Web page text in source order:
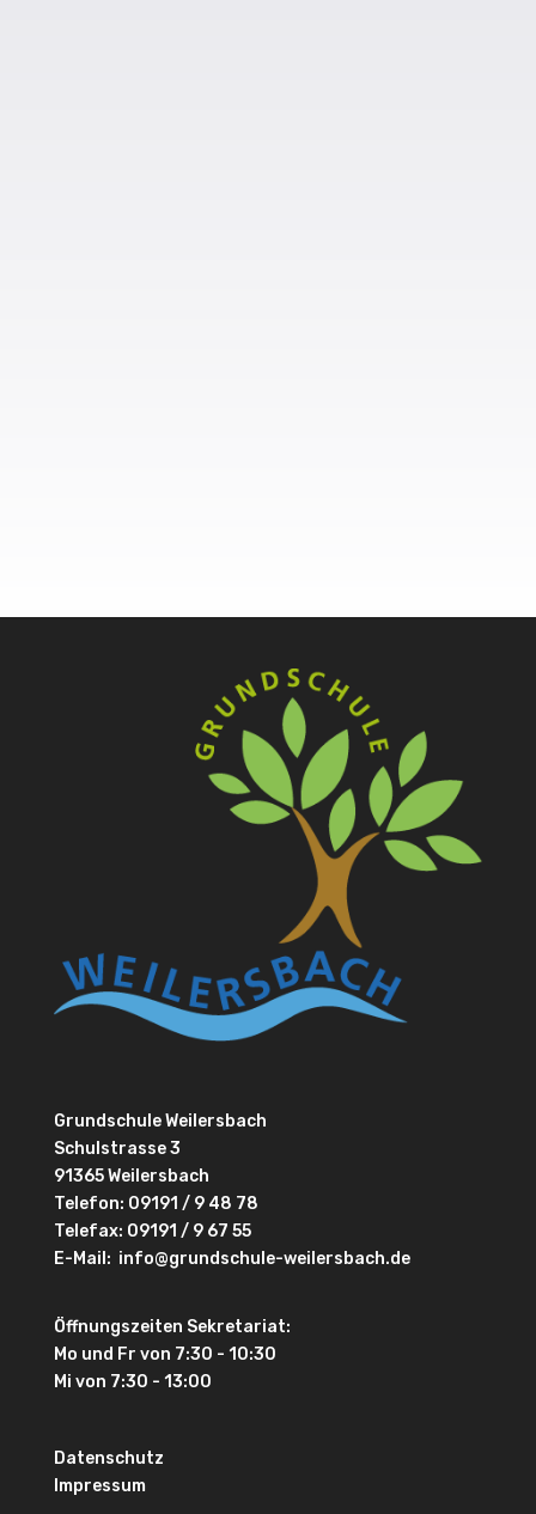
Grundschule Weilersbach
Schulstrasse 3
91365 Weilersbach
Telefon: 09191 / 9 48 78
Telefax: 09191 / 9 67 55
E-Mail: info@grundschule-weilersbach.de
Öffnungszeiten Sekretariat:
Mo und Fr von 7:30 - 10:30
Mi von 7:30 - 13:00
Datenschutz
Impressum